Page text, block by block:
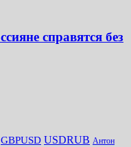
справятся без
GBPUSD USDRUB Антон